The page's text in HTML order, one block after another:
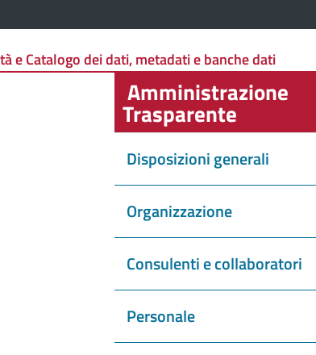
e Catalogo dei dati, metadati e banche dati
Amministrazione
Trasparente
Disposizioni generali
Organizzazione
Consulenti e collaboratori
Personale